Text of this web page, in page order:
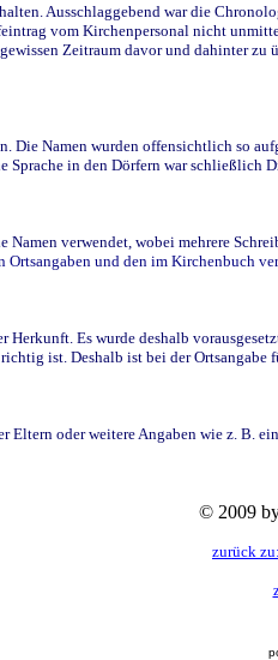
Ausschlaggebend war die
vom Kirchenpersonal nicht
Zeitraum davor und dahinter
Namen wurden offensichtlich so
Sprache in den Dörfern war
verwendet, wobei mehrere
und den im Kirchenbuch
Es wurde deshalb
ist. Deshalb ist bei der
oder weitere Angaben wie z. B.
© 2009
zurück